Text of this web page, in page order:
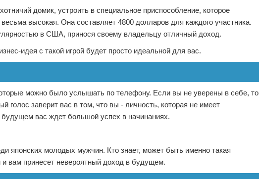
домик, устроить в специальное приспособление, которое
высокая. Она составляет 4800 долларов для каждого участника.
в США, принося своему владельцу отличный доход.
идея с такой игрой будет просто идеальной для вас.
можно было услышать по телефону. Если вы не уверены в себе, то
голос заверит вас в том, что вы - личность, которая не имеет
вас ждет большой успех в начинаниях.
японских молодых мужчин. Кто знает, может быть именно такая
вам принесет невероятный доход в будущем.